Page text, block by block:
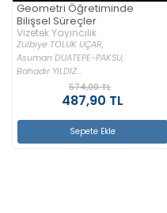
Geometri Öğretiminde
Bilişsel Süreçler
Vizetek Yayıncılık
Zülbiye TOLUK UÇAR,
Asuman DUATEPE-PAKSU,
Bahadır YILDIZ...
574,00 TL
487,90 TL
Sepete Ekle